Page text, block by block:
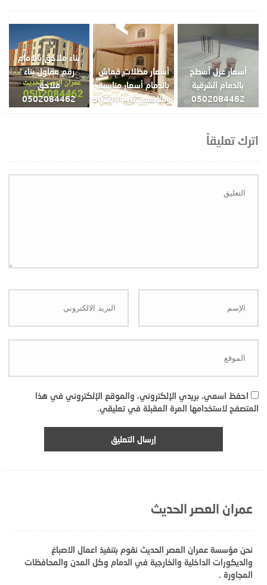
أسعار عزل أسطح
بالدمام الشرقية
0502084462
أسعار مظلات قماش
بالدمام أسعار مناسبة
ومنافسة0502084462
بناء ملاحق بالدمام
رقم مقاول بناء
ملاحق
0502084462
اترك تعليقاً
احفظ اسمي، بريدي الإلكتروني، والموقع الإلكتروني في هذا
المتصفح لاستخدامها المرة المقبلة في تعليقي.
عمران العصر الحديث
نحن مؤسسة عمران العصر الحديث نقوم بتنفيذ اعمال الاصباغ
والديكورات الداخلية والخارجية في الدمام وكل المدن والمحافظات
المجاورة .